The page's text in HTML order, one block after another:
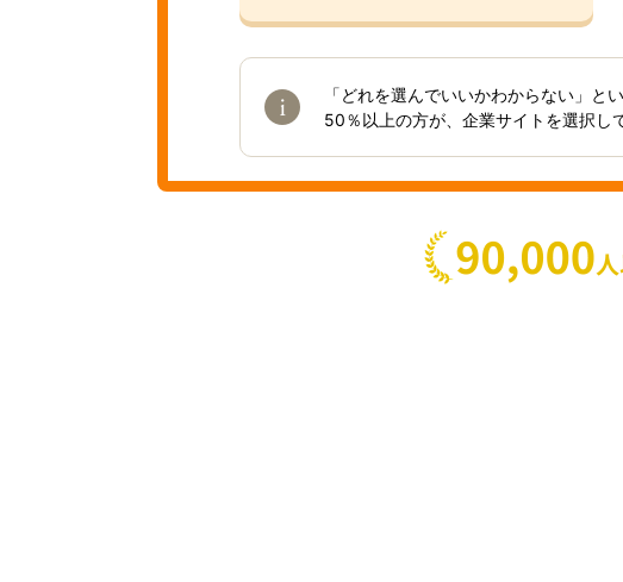
「どれを選んでいいかわからない」と
50％以上の方が、企業サイトを選択し